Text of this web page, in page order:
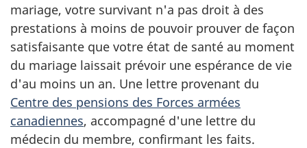
mariage, votre survivant n'a pas droit à des
prestations à moins de pouvoir prouver de façon
satisfaisante que votre état de santé au moment
du mariage laissait prévoir une espérance de vie
d'au moins un an. Une lettre provenant du
Centre des pensions des Forces armées
canadiennes, accompagné d'une lettre du
médecin du membre, confirmant les faits.